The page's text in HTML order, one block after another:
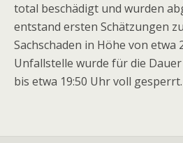
total beschädigt und wurden
entstand ersten Schätzungen
Sachschaden in Höhe von etwa
Unfallstelle wurde für die
bis etwa 19:50 Uhr voll